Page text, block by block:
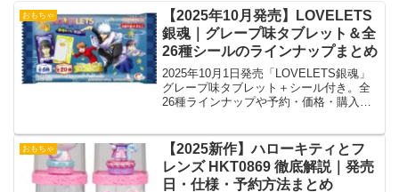
おもちゃ
【2025年10月発売】LOVELETS
銀魂｜グレープ味タブレット＆全
26種シールのラインナップまとめ
2025年10月1日発売「LOVELETS銀魂」
グレープ味タブレット＋シール付き。全
26種ラインナップや予約・価格・購入方
おもちゃ
【2025新作】ハローキティとフ
レンズ HKT0869 徹底解説｜発売
日・仕様・予約方法まとめ